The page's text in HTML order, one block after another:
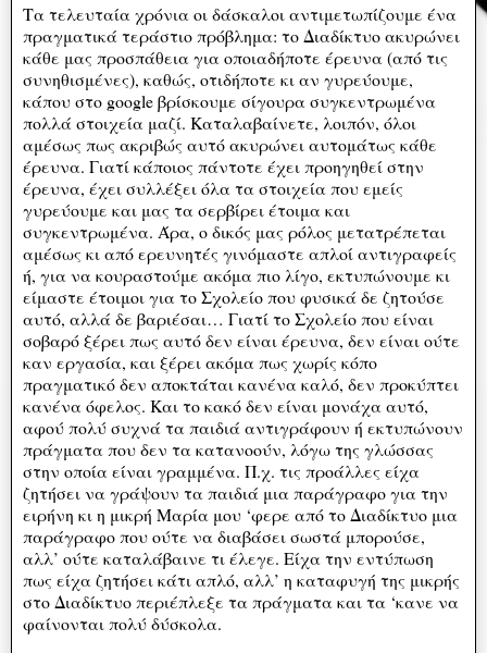
Τα τελευταία χρόνια οι δάσκαλοι αντιμετωπίζουμε ένα
πραγματικά τεράστιο πρόβλημα: το Διαδίκτυο ακυρώνει
κάθε μας προσπάθεια για οποιαδήποτε έρευνα (από τις
συνηθισμένες), καθώς, οτιδήποτε κι αν γυρεύουμε,
κάπου στο google βρίσκουμε σίγουρα συγκεντρωμένα
πολλά στοιχεία μαζί. Καταλαβαίνετε, λοιπόν, όλοι
αμέσως πως ακριβώς αυτό ακυρώνει αυτομάτως κάθε
έρευνα. Γιατί κάποιος πάντοτε έχει προηγηθεί στην
έρευνα, έχει συλλέξει όλα τα στοιχεία που εμείς
γυρεύουμε και μας τα σερβίρει έτοιμα και
συγκεντρωμένα. Άρα, ο δικός μας ρόλος μετατρέπεται
αμέσως κι από ερευνητές γινόμαστε απλοί αντιγραφείς
ή, για να κουραστούμε ακόμα πιο λίγο, εκτυπώνουμε κι
είμαστε έτοιμοι για το Σχολείο που φυσικά δε ζητούσε
αυτό, αλλά δε βαριέσαι… Γιατί το Σχολείο που είναι
σοβαρό ξέρει πως αυτό δεν είναι έρευνα, δεν είναι ούτε
καν εργασία, και ξέρει ακόμα πως χωρίς κόπο
πραγματικό δεν αποκτάται κανένα καλό, δεν προκύπτει
κανένα όφελος. Και το κακό δεν είναι μονάχα αυτό,
αφού πολύ συχνά τα παιδιά αντιγράφουν ή εκτυπώνουν
πράγματα που δεν τα κατανοούν, λόγω της γλώσσας
στην οποία είναι γραμμένα. Π.χ. τις προάλλες είχα
ζητήσει να γράψουν τα παιδιά μια παράγραφο για την
ειρήνη κι η μικρή Μαρία μου ‘φερε από το Διαδίκτυο μια
παράγραφο που ούτε να διαβάσει σωστά μπορούσε,
αλλ’ ούτε καταλάβαινε τι έλεγε. Είχα την εντύπωση
πως είχα ζητήσει κάτι απλό, αλλ’ η καταφυγή της μικρής
στο Διαδίκτυο περιέπλεξε τα πράγματα και τα ‘κανε να
φαίνονται πολύ δύσκολα.